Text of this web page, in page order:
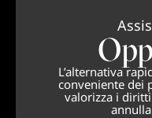
L’alternativa
conveniente dei
valorizza i